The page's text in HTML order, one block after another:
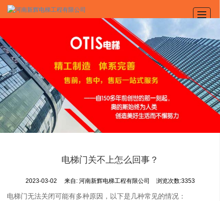
奥的斯电梯
旧楼加装电梯
产品展示
新闻动态
图库展示
电梯门关不上怎么回事？
2023-03-02 来自: 河南新辉电梯工程有限公司 浏览次数:3353
电梯门无法关闭可能有多种原因，以下是几种常见的情况：